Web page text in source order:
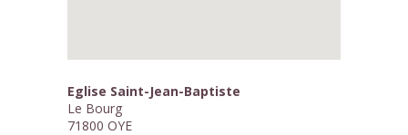
Eglise Saint-Jean-Baptiste
Le Bourg
71800 OYE